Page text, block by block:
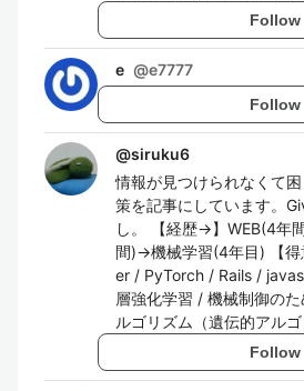
Follow
e @e7777
Follow
@siruku6
情報が見つけられなくて
策を記事にしています。
し。 【経歴→】WEB(4年
間)→機械学習(4年目) 【
er / PyTorch / Rails /
層強化学習 / 機械制御の
ルゴリズム（遺伝的アルゴ
Follow